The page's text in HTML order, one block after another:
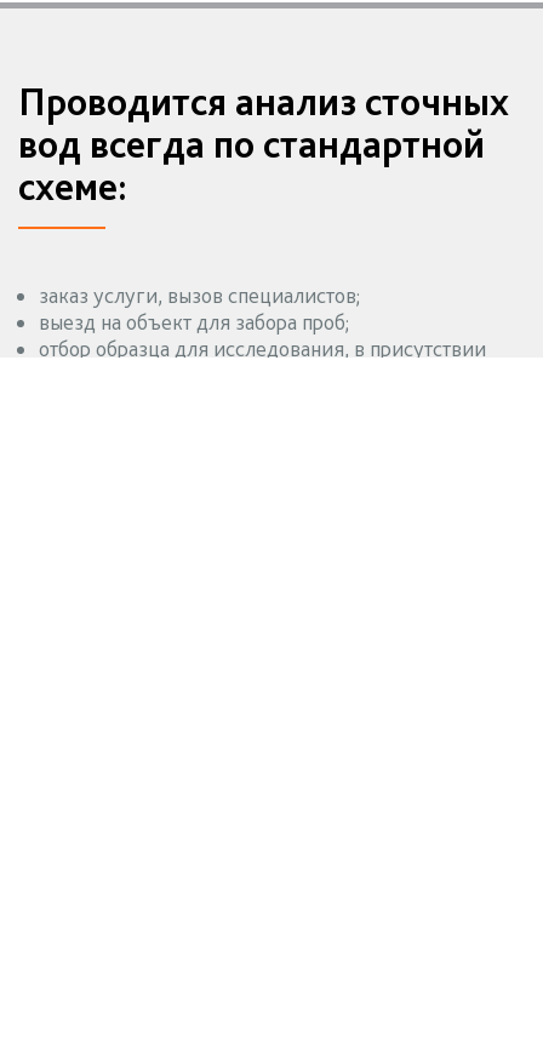
Проводится анализ сточных
вод всегда по стандартной
схеме:
заказ услуги, вызов специалистов;
выезд на объект для забора проб;
отбор образца для исследования, в присутствии